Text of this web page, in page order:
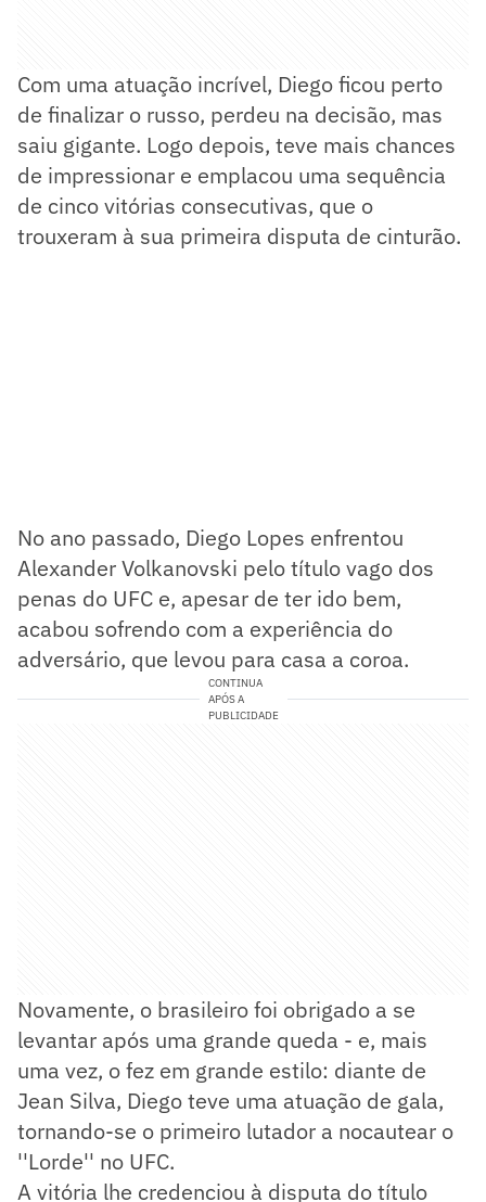
Com uma atuação incrível, Diego ficou perto
de finalizar o russo, perdeu na decisão, mas
saiu gigante. Logo depois, teve mais chances
de impressionar e emplacou uma sequência
de cinco vitórias consecutivas, que o
trouxeram à sua primeira disputa de cinturão.
No ano passado, Diego Lopes enfrentou
Alexander Volkanovski pelo título vago dos
penas do UFC e, apesar de ter ido bem,
acabou sofrendo com a experiência do
adversário, que levou para casa a coroa.
CONTINUA
APÓS A
PUBLICIDADE
Novamente, o brasileiro foi obrigado a se
levantar após uma grande queda - e, mais
uma vez, o fez em grande estilo: diante de
Jean Silva, Diego teve uma atuação de gala,
tornando-se o primeiro lutador a nocautear o
''Lorde'' no UFC.
A vitória lhe credenciou à disputa do título